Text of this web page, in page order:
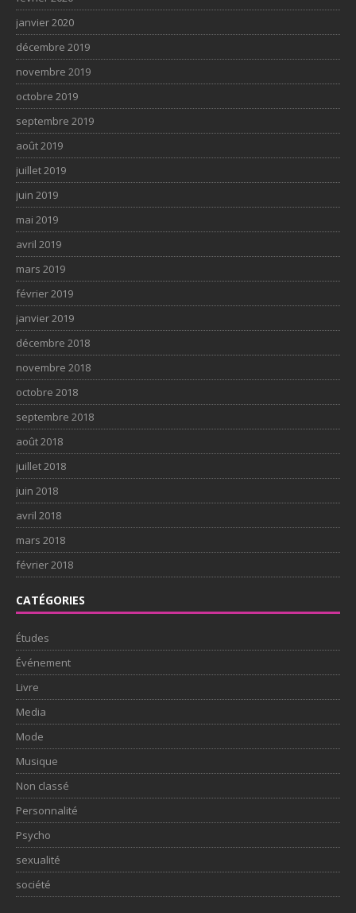
janvier 2020
décembre 2019
novembre 2019
octobre 2019
septembre 2019
août 2019
juillet 2019
juin 2019
mai 2019
avril 2019
mars 2019
février 2019
janvier 2019
décembre 2018
novembre 2018
octobre 2018
septembre 2018
août 2018
juillet 2018
juin 2018
avril 2018
mars 2018
février 2018
CATÉGORIES
Études
Événement
Livre
Media
Mode
Musique
Non classé
Personnalité
Psycho
sexualité
société